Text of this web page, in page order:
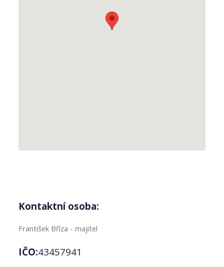
Kontaktní osoba:
František Bříza - majitel
IČO:43457941